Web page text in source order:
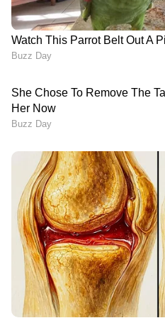
RECOMMENDED STORIES
ശനിയാഴ്ച വരെ എംസി
റോഡിലൂടെ യാത്ര
ചെയ്യുന്നവരുടെ പ്രത്യേക
ശ്രദ്ധയ്ക്ക്; കാലടി
ശ്രീശങ്കരപാലത്തിൽ
ഗതാഗത നിരോധനം,
രാത്രികാല നിയന്ത്രണം